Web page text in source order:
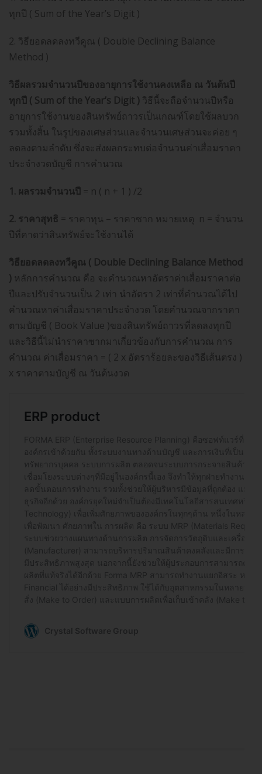
ทุกปี ( Sum of the Year’s Digit )
2. วิธียอดลดลงทวีคูณ ( Double Declining Balance
Method )
วิธีผลรวมจำนวนปีของอายุการใช้งานคงเหลือ ณ วันต้นปี
ทุกปี ( Sum of the Year’s Digit ) วิธีนี้จะถือจำนวนปีหรือ
อายุการใช้งานของสินทรัพย์ถาวรเป็นเกณฑ์โดยใช้ผลบวก
รวมทั้งสิ้น ในรูปของเศษส่วนและจำนวนเศษส่วนจะค่อย ๆ
ลดลงตามลำดับ ซึ่งจะส่งผลกระทบต่อจำนวนค่าเสื่อมราคา
ประจำงวดบัญชี การคำนวณ
1. ผลรวมจำนวนปี = n ( n + 1 ) /2
2. ราคาสุทธิ = ราคาทุน – ราคาซาก หมายเหตุ n = จำนวน
ปีที่คาดว่าสินทรัพย์จะใช้งานได้
วิธียอดลดลงทวีคูณ ( Double Declining Balance Method
) หลักการคำนวณ คือ จะคำนวณหาอัตราค่าเสื่อมราคาต่อ
ปีและปรับจำนวนเป็น 2 เท่า นำอัตรา 2 เท่าที่คำนวณได้ไป
คำนวณหาค่าเสื่อมราคาประจำงวด โดยคำนวณจากราคา
ตามบัญชี ( Book Value )ของสินทรัพย์ถาวรที่ลดลงทุกปี
และวิธีนี้ไม่นำราคาซากมาเกี่ยวข้องกับการคำนวณ การ
คำนวณ ค่าเสื่อมราคา = ( 2 x อัตราร้อยละของวิธีเส้นตรง )
x ราคาตามบัญชี ณ วันต้นงวด